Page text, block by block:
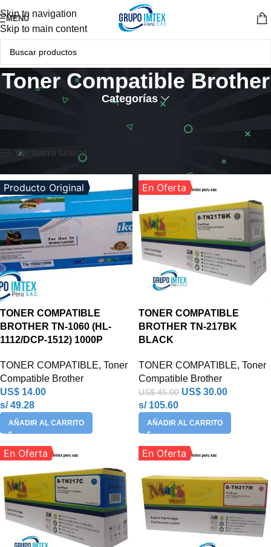
Skip to navigation
Skip to main content
MENÚ
Toner Compatible Brother
Categorías
Ver barra lateral
Producto Original
TONER COMPATIBLE
BROTHER TN-1060 (HL-
1112/DCP-1512) 1000P
TONER COMPATIBLE, Toner
Compatible Brother
US$ 14.00
s/ 49.28
AÑADIR AL CARRITO
En Oferta
TONER COMPATIBLE
BROTHER TN-217BK
BLACK
TONER COMPATIBLE, Toner
Compatible Brother
US$45.00 US$ 30.00
s/ 105.60
AÑADIR AL CARRITO
En Oferta En Oferta